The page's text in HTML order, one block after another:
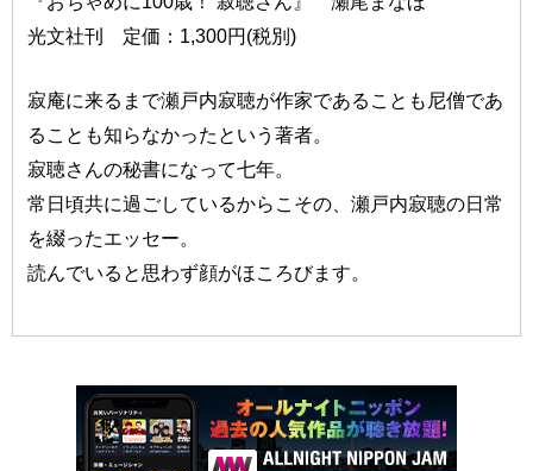
光文社刊 定価：1,300円(税別)
寂庵に来るまで瀬戸内寂聴が作家であることも尼僧であ
ることも知らなかったという著者。
寂聴さんの秘書になって七年。
常日頃共に過ごしているからこその、瀬戸内寂聴の日常
を綴ったエッセー。
読んでいると思わず顔がほころびます。